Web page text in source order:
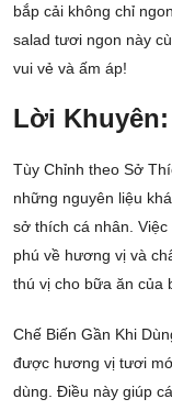
bắp cải không chỉ
salad tươi ngon này
vui vẻ và ấm áp!
Lời Khuyên:
Tùy Chỉnh theo Sở
những nguyên liệu
sở thích cá nhân.
phú về hương vị và
thú vị cho bữa ăn của
Chế Biến Gần Khi
được hương vị tươi
dùng. Điều này giúp